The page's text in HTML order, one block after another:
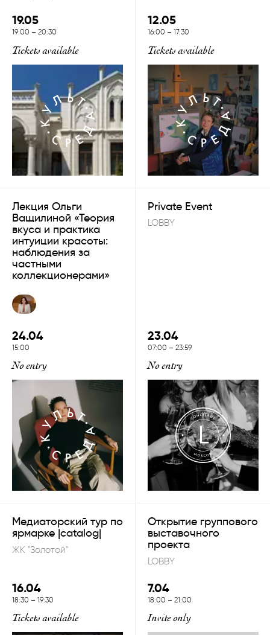
Tickets available
19.05
19:00 – 20:30
Tickets available
12.05
16:00 – 17:30
Лекция Ольги
Ващилиной «Теория
вкуса и практика
интуиции красоты:
наблюдения за
частными
коллекционерами»
No entry
24.04
15:00
Private Event
LOBBY
No entry
23.04
07:00 – 23:59
Медиаторский тур по
ярмарке |catalog|
ЖК "Золотой"
Tickets available
16.04
18:30 – 19:30
Открытие группового
выставочного
проекта
LOBBY
Invite only
7.04
18:00 – 21:00